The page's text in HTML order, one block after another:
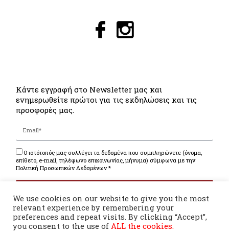
Κάντε εγγραφή στο Newsletter μας και
ενημερωθείτε πρώτοι για τις εκδηλώσεις και τις
προσφορές μας.
Ο ιστότοπός μας συλλέγει τα δεδομένα που συμπληρώνετε (όνομα,
επίθετο, e-mail, τηλέφωνο επικοινωνίας, μήνυμα) σύμφωνα με την
Πολιτική Προσωπικών Δεδομένων *
We use cookies on our website to give you the most
relevant experience by remembering your
preferences and repeat visits. By clicking “Accept”,
you consent to the use of ALL the cookies.